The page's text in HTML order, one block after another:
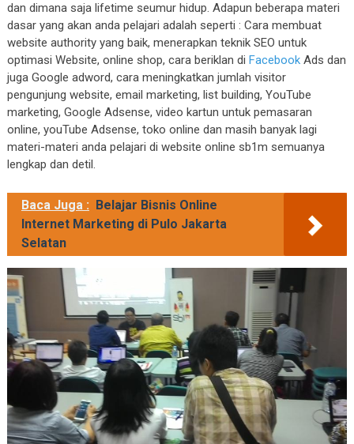
dan dimana saja lifetime seumur hidup. Adapun beberapa materi
dasar yang akan anda pelajari adalah seperti : Cara membuat
website authority yang baik, menerapkan teknik SEO untuk
optimasi Website, online shop, cara beriklan di FacebookAds dan
juga Google adword, cara meningkatkan jumlah visitor
pengunjung website, email marketing, list building, YouTube
marketing, Google Adsense, video kartun untuk pemasaran
online, youTube Adsense, toko online dan masih banyak lagi
materi-materi anda pelajari di website online sb1m semuanya
lengkap dan detil.
Baca Juga : Belajar Bisnis Online
Internet Marketing di Pulo Jakarta
Selatan